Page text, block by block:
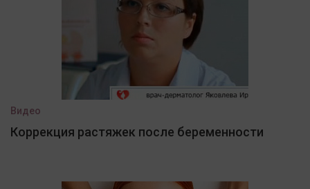
Видео
Коррекция растяжек после беременности